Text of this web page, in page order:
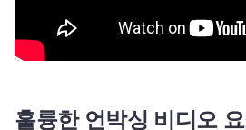
훌륭한 언박싱 비디오